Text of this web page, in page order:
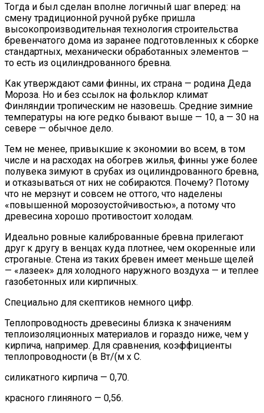
Тогда и был сделан вполне логичный шаг вперед: на
смену традиционной ручной рубке пришла
высокопроизводительная технология строительства
бревенчатого дома из заранее подготовленных к сборке
стандартных, механически обработанных элементов —
то есть из оцилиндрованного бревна.
Как утверждают сами финны, их страна — родина Деда
Мороза. Но и без ссылок на фольклор климат
Финляндии тропическим не назовешь. Средние зимние
температуры на юге редко бывают выше — 10, а — 30 на
севере — обычное дело.
Тем не менее, привыкшие к экономии во всем, в том
числе и на расходах на обогрев жилья, финны уже более
полувека зимуют в срубах из оцилиндрованного бревна,
и отказываться от них не собираются. Почему? Потому
что не мерзнут и совсем не оттого, что наделены
«повышенной морозоустойчивостью», а потому что
древесина хорошо противостоит холодам.
Идеально ровные калиброванные бревна прилегают
друг к другу в венцах куда плотнее, чем окоренные или
строганые. Стена из таких бревен имеет меньше щелей
— «лазеек» для холодного наружного воздуха — и теплее
газобетонных или кирпичных.
Специально для скептиков немного цифр.
Теплопроводность древесины близка к значениям
теплоизоляционных материалов и гораздо ниже, чем у
кирпича, например. Для сравнения, коэффициенты
теплопроводности (в Вт/(м х С.
силикатного кирпича — 0,70.
красного глиняного — 0,56.